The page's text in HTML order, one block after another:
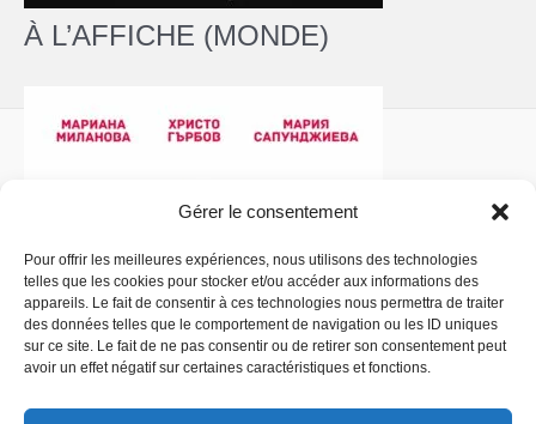
Gérer le consentement
Pour offrir les meilleures expériences, nous utilisons des technologies
telles que les cookies pour stocker et/ou accéder aux informations des
appareils. Le fait de consentir à ces technologies nous permettra de traiter
des données telles que le comportement de navigation ou les ID uniques
sur ce site. Le fait de ne pas consentir ou de retirer son consentement peut
avoir un effet négatif sur certaines caractéristiques et fonctions.
À L’AFFICHE (MONDE)
Politique de confidentialité - Copyright © 2026 La
Comédiathèque